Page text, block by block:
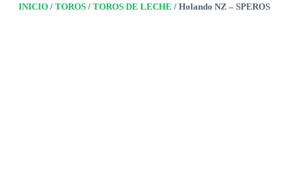
INICIO/ TOROS/ TOROS DE LECHE / Holando NZ – SPEROS